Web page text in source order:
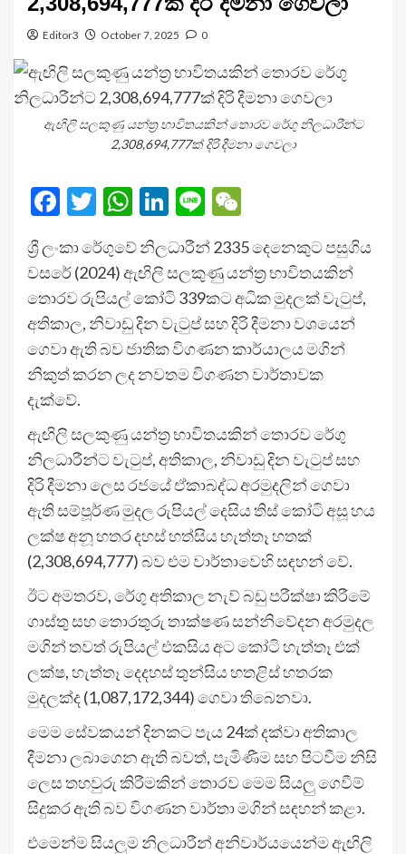
Editor3 October 7, 2025 0
ඇඟිලි සලකුණු යන්ත්‍ර භාවිතයකින් තොරව රේගු නිලධාරීන්ට
2,308,694,777ක් දිරි දීමනා ගෙවලා
Facebook
Twitter
WhatsApp
LinkedIn
Line
ශ්‍රී ලංකා රේගුවේ නිලධාරීන් 2335 දෙනෙකුට පසුගිය
වසරේ (2024) ඇඟිලි සලකුණු යන්ත්‍ර භාවිතයකින්
තොරව රුපියල් කෝටි 339කට අධික මුදලක් වැටුප්,
අතිකාල, නිවාඩු දින වැටුප් සහ දිරි දීමනා වශයෙන්
ගෙවා ඇති බව ජාතික විගණන කාර්යාලය මගින්
නිකුත් කරන ලද නවතම විගණන වාර්තාවක
දැක්වේ.
ඇඟිලි සලකුණු යන්ත්‍ර භාවිතයකින් තොරව රේගු
නිලධාරීන්ට වැටුප්, අතිකාල, නිවාඩු දින වැටුප් සහ
දිරි දීමනා ලෙස රජයේ ඒකාබද්ධ අරමුදලින් ගෙවා
ඇති සම්පූර්ණ මුදල රුපියල් දෙසිය තිස් කෝටි අසූ හය
ලක්ෂ අනූ හතර දහස් හත්සිය හැත්තෑ හතක්
(2,308,694,777) බව එම වාර්තාවෙහි සඳහන් වේ.
ඊට අමතරව, රේගු අතිකාල නැව් බඩු පරීක්ෂා කිරීමේ
ගාස්තු සහ තොරතුරු තාක්ෂණ සන්නිවේදන අරමුදල
මගින් තවත් රුපියල් එකසිය අට කෝටි හැත්තෑ එක්
ලක්ෂ, හැත්තෑ දෙදහස් තුන්සිය හතළිස් හතරක
මුදලක්ද (1,087,172,344) ගෙවා තිබෙනවා.
මෙම සේවකයන් දිනකට පැය 24ක් දක්වා අතිකාල
දීමනා ලබාගෙන ඇති බවත්, පැමිණීම සහ පිටවීම නිසි
ලෙස තහවුරු කිරීමකින් තොරව මෙම සියලු ගෙවීම්
සිදුකර ඇති බව විගණන වාර්තා මගින් සඳහන් කළා.
එමෙන්ම සියලුම නිලධාරීන් අනිවාර්යයෙන්ම ඇඟිලි